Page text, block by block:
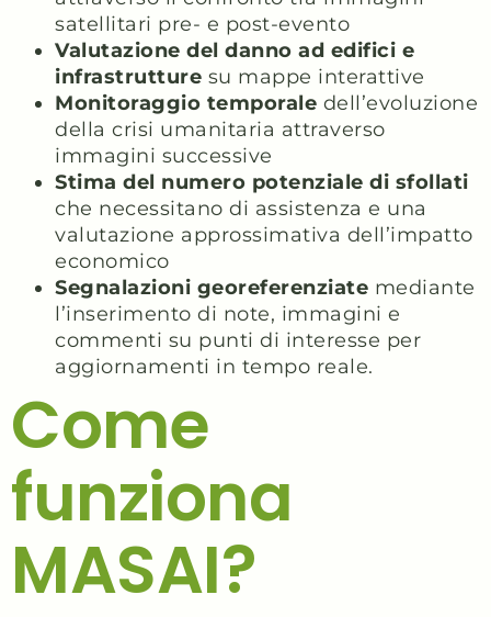
satellitari pre- e post-evento
Valutazione del danno ad edifici e
infrastrutture su mappe interattive
Monitoraggio temporale dell’evoluzione
della crisi umanitaria attraverso
immagini successive
Stima del numero potenziale di sfollati
che necessitano di assistenza e una
valutazione approssimativa dell’impatto
economico
Segnalazioni georeferenziate mediante
l’inserimento di note, immagini e
commenti su punti di interesse per
aggiornamenti in tempo reale.
Come
funziona
MASAI?